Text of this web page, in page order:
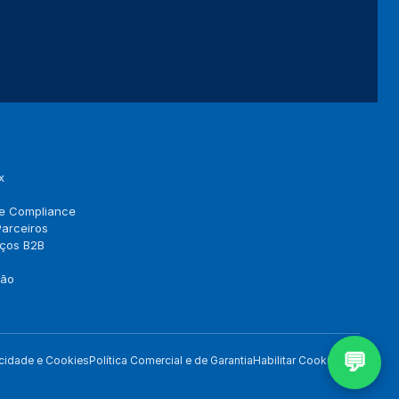
Compliance
B2B
e CookiesPolítica Comercial e de GarantiaHabilitar Cookies 💬